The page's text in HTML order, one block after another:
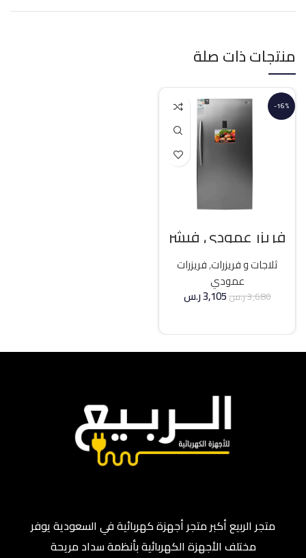
منتجات ذات صلة
-16%
فريزر عمودي فيشر
21 قدم انفرتر – فضي
ثلاجات و فريزرات,فريزرات
عمودي
3,680ر.س3,105ر.س
متجر الربيع أكبر متجر أجهزة كهربائية في السعودية يوفر
مختلف الأجهزة الكهربائية بأنظمة سداد مريحة